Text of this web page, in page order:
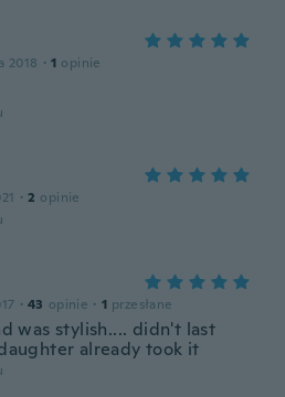
2018 · 1 opinie
· 2 opinie
· 43 opinie · 1 przesłane
was stylish.... didn't last
already took it